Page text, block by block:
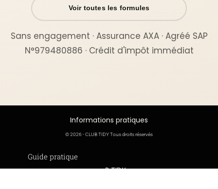
Voir toutes les formules
Sans engagement · Assurance AXA · Agréé SAP
N°979480886 · Crédit d'impôt immédiat
Informations pratiques
Guide pratique
Le crédit d’impôt
© 2026 - CLUB TIDY Tous droits réservés
Informations légales
CLUB TIDY